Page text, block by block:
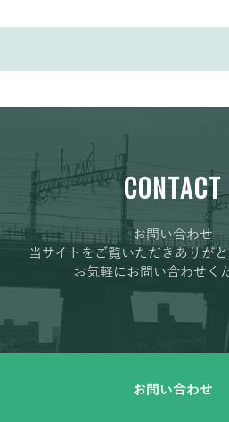
CONTACT
お問い合わせ
当サイトをご覧いただきありがと
お気軽にお問い合わせく
お問い合わせ